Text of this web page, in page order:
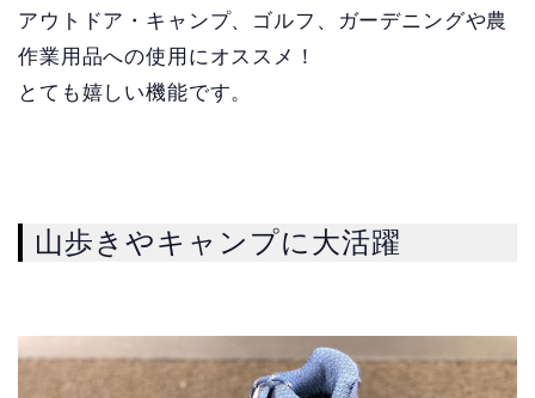
アウトドア・キャンプ、ゴルフ、ガーデニングや農
作業用品への使用にオススメ！
とても嬉しい機能です。
山歩きやキャンプに大活躍